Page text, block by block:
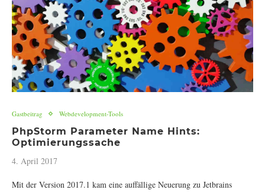
Gastbeitrag Webdevelopment-Tools
PhpStorm Parameter Name Hints:
Optimierungssache
4. April 2017
Mit der Version 2017.1 kam eine auffällige Neuerung zu Jetbrains